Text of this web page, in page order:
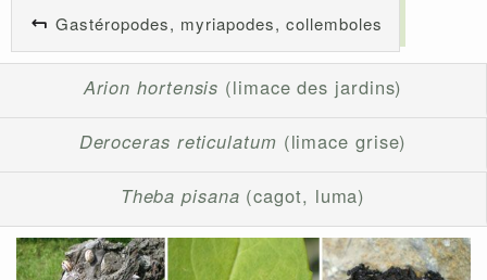
Gastéropodes, myriapodes, collemboles
Arion hortensis (limace des jardins)
Deroceras reticulatum (limace grise)
Theba pisana (cagot, luma)